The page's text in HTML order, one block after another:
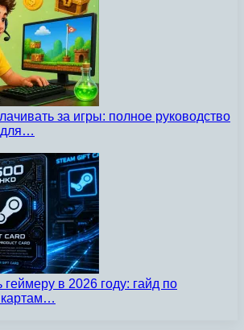
за игры: полное руководство
для…
геймеру в 2026 году: гайд по